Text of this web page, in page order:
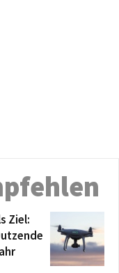
Ziel: